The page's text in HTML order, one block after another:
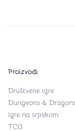
Proizvodi
Društvene igre
Dungeons &
Igre na srpskom
TCG